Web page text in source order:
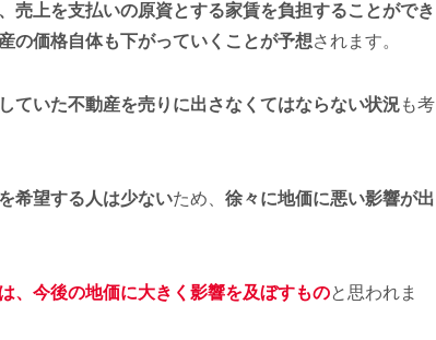
売上を支払いの原資とする家賃を負担することができ
の価格自体も下がっていくことが予想されます。
ていた不動産を売りに出さなくてはならない状況も考
希望する人は少ないため、 徐々に地価に悪い影響が出
、今後の地価に大きく影響を及ぼすものと思われま